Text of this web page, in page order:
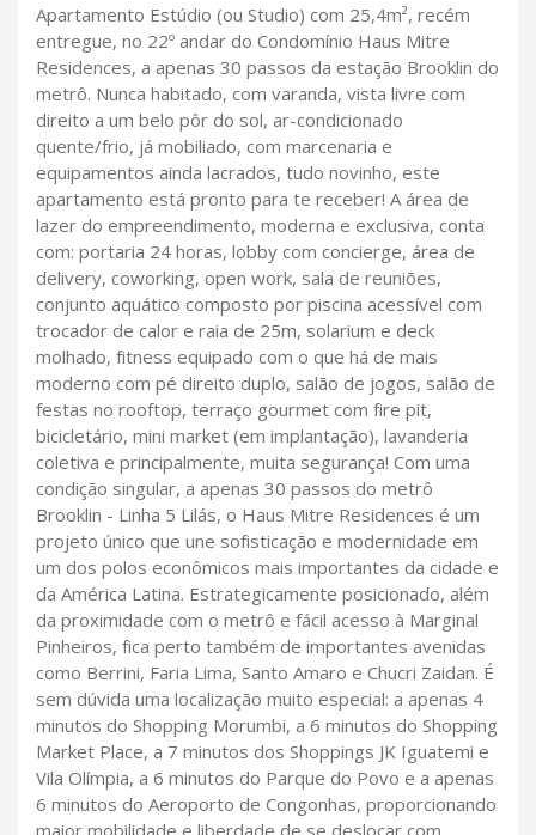
Apartamento Estúdio (ou Studio) com 25,4m², recém
entregue, no 22º andar do Condomínio Haus Mitre
Residences, a apenas 30 passos da estação Brooklin do
metrô. Nunca habitado, com varanda, vista livre com
direito a um belo pôr do sol, ar-condicionado
quente/frio, já mobiliado, com marcenaria e
equipamentos ainda lacrados, tudo novinho, este
apartamento está pronto para te receber! A área de
lazer do empreendimento, moderna e exclusiva, conta
com: portaria 24 horas, lobby com concierge, área de
delivery, coworking, open work, sala de reuniões,
conjunto aquático composto por piscina acessível com
trocador de calor e raia de 25m, solarium e deck
molhado, fitness equipado com o que há de mais
moderno com pé direito duplo, salão de jogos, salão de
festas no rooftop, terraço gourmet com fire pit,
bicicletário, mini market (em implantação), lavanderia
coletiva e principalmente, muita segurança! Com uma
condição singular, a apenas 30 passos do metrô
Brooklin - Linha 5 Lilás, o Haus Mitre Residences é um
projeto único que une sofisticação e modernidade em
um dos polos econômicos mais importantes da cidade e
da América Latina. Estrategicamente posicionado, além
da proximidade com o metrô e fácil acesso à Marginal
Pinheiros, fica perto também de importantes avenidas
como Berrini, Faria Lima, Santo Amaro e Chucri Zaidan. É
sem dúvida uma localização muito especial: a apenas 4
minutos do Shopping Morumbi, a 6 minutos do Shopping
Market Place, a 7 minutos dos Shoppings JK Iguatemi e
Vila Olímpia, a 6 minutos do Parque do Povo e a apenas
6 minutos do Aeroporto de Congonhas, proporcionando
maior mobilidade e liberdade de se deslocar com